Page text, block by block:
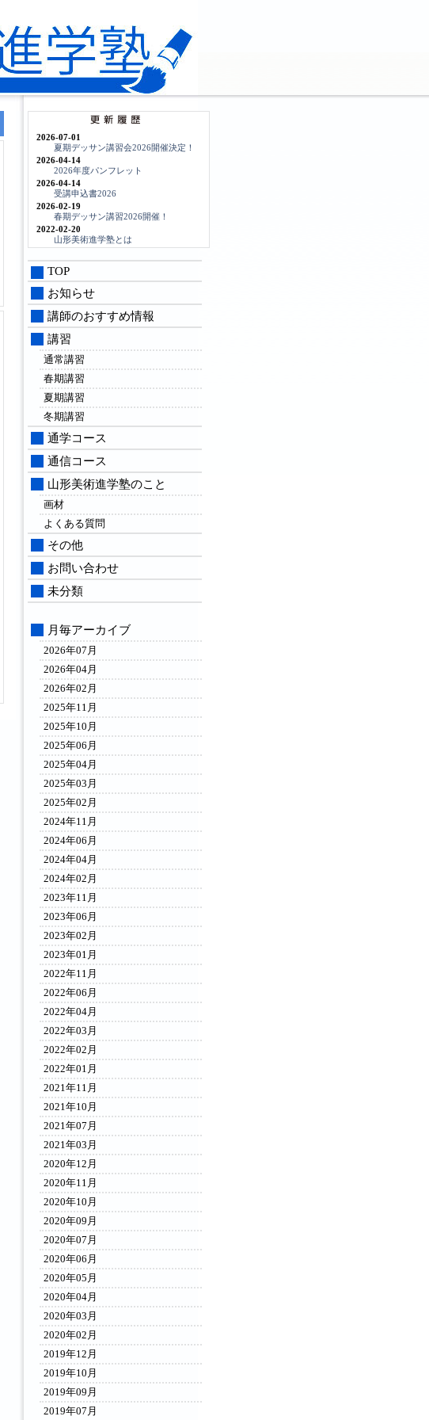
2026-07-01
夏期デッサン講習会2026開催決定！
2026-04-14
2026年度パンフレット
2026-04-14
受講申込書2026
2026-02-19
春期デッサン講習2026開催！
2022-02-20
山形美術進学塾とは
TOP
お知らせ
講師のおすすめ情報
講習
通常講習
春期講習
夏期講習
冬期講習
通学コース
通信コース
山形美術進学塾のこと
画材
よくある質問
その他
お問い合わせ
未分類
月毎アーカイブ
2026年07月
2026年04月
2026年02月
2025年11月
2025年10月
2025年06月
2025年04月
2025年03月
2025年02月
2024年11月
2024年06月
2024年04月
2024年02月
2023年11月
2023年06月
2023年02月
2023年01月
2022年11月
2022年06月
2022年04月
2022年03月
2022年02月
2022年01月
2021年11月
2021年10月
2021年07月
2021年03月
2020年12月
2020年11月
2020年10月
2020年09月
2020年07月
2020年06月
2020年05月
2020年04月
2020年03月
2020年02月
2019年12月
2019年10月
2019年09月
2019年07月